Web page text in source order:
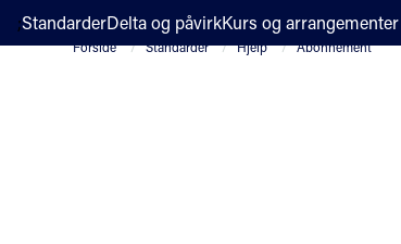
;StandarderDelta og påvirkKurs og arrangementer
Forside Standarder Hjelp Abonnement